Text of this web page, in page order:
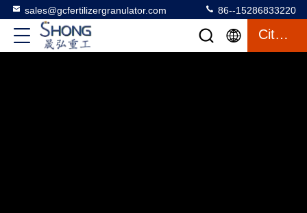
sales@gcfertilizergranulator.com 86--15286833220
Citações